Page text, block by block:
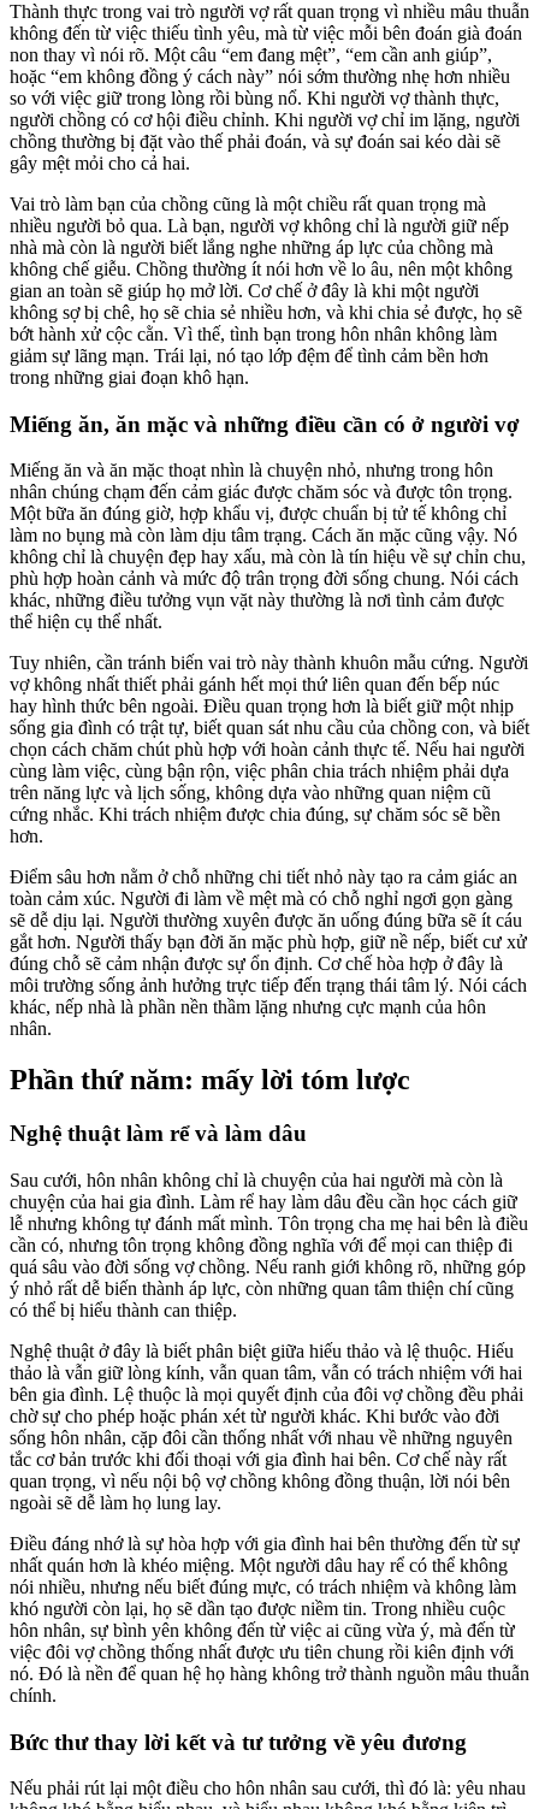
Thành thực trong vai trò người vợ rất quan trọng vì nhiều mâu thuẫn
không đến từ việc thiếu tình yêu, mà từ việc mỗi bên đoán già đoán
non thay vì nói rõ. Một câu “em đang mệt”, “em cần anh giúp”,
hoặc “em không đồng ý cách này” nói sớm thường nhẹ hơn nhiều
so với việc giữ trong lòng rồi bùng nổ. Khi người vợ thành thực,
người chồng có cơ hội điều chỉnh. Khi người vợ chỉ im lặng, người
chồng thường bị đặt vào thế phải đoán, và sự đoán sai kéo dài sẽ
gây mệt mỏi cho cả hai.
Vai trò làm bạn của chồng cũng là một chiều rất quan trọng mà
nhiều người bỏ qua. Là bạn, người vợ không chỉ là người giữ nếp
nhà mà còn là người biết lắng nghe những áp lực của chồng mà
không chế giễu. Chồng thường ít nói hơn về lo âu, nên một không
gian an toàn sẽ giúp họ mở lời. Cơ chế ở đây là khi một người
không sợ bị chê, họ sẽ chia sẻ nhiều hơn, và khi chia sẻ được, họ sẽ
bớt hành xử cộc cằn. Vì thế, tình bạn trong hôn nhân không làm
giảm sự lãng mạn. Trái lại, nó tạo lớp đệm để tình cảm bền hơn
trong những giai đoạn khô hạn.
Miếng ăn, ăn mặc và những điều cần có ở người vợ
Miếng ăn và ăn mặc thoạt nhìn là chuyện nhỏ, nhưng trong hôn
nhân chúng chạm đến cảm giác được chăm sóc và được tôn trọng.
Một bữa ăn đúng giờ, hợp khẩu vị, được chuẩn bị tử tế không chỉ
làm no bụng mà còn làm dịu tâm trạng. Cách ăn mặc cũng vậy. Nó
không chỉ là chuyện đẹp hay xấu, mà còn là tín hiệu về sự chỉn chu,
phù hợp hoàn cảnh và mức độ trân trọng đời sống chung. Nói cách
khác, những điều tưởng vụn vặt này thường là nơi tình cảm được
thể hiện cụ thể nhất.
Tuy nhiên, cần tránh biến vai trò này thành khuôn mẫu cứng. Người
vợ không nhất thiết phải gánh hết mọi thứ liên quan đến bếp núc
hay hình thức bên ngoài. Điều quan trọng hơn là biết giữ một nhịp
sống gia đình có trật tự, biết quan sát nhu cầu của chồng con, và biết
chọn cách chăm chút phù hợp với hoàn cảnh thực tế. Nếu hai người
cùng làm việc, cùng bận rộn, việc phân chia trách nhiệm phải dựa
trên năng lực và lịch sống, không dựa vào những quan niệm cũ
cứng nhắc. Khi trách nhiệm được chia đúng, sự chăm sóc sẽ bền
hơn.
Điểm sâu hơn nằm ở chỗ những chi tiết nhỏ này tạo ra cảm giác an
toàn cảm xúc. Người đi làm về mệt mà có chỗ nghỉ ngơi gọn gàng
sẽ dễ dịu lại. Người thường xuyên được ăn uống đúng bữa sẽ ít cáu
gắt hơn. Người thấy bạn đời ăn mặc phù hợp, giữ nề nếp, biết cư xử
đúng chỗ sẽ cảm nhận được sự ổn định. Cơ chế hòa hợp ở đây là
môi trường sống ảnh hưởng trực tiếp đến trạng thái tâm lý. Nói cách
khác, nếp nhà là phần nền thầm lặng nhưng cực mạnh của hôn
nhân.
Phần thứ năm: mấy lời tóm lược
Nghệ thuật làm rể và làm dâu
Sau cưới, hôn nhân không chỉ là chuyện của hai người mà còn là
chuyện của hai gia đình. Làm rể hay làm dâu đều cần học cách giữ
lễ nhưng không tự đánh mất mình. Tôn trọng cha mẹ hai bên là điều
cần có, nhưng tôn trọng không đồng nghĩa với để mọi can thiệp đi
quá sâu vào đời sống vợ chồng. Nếu ranh giới không rõ, những góp
ý nhỏ rất dễ biến thành áp lực, còn những quan tâm thiện chí cũng
có thể bị hiểu thành can thiệp.
Nghệ thuật ở đây là biết phân biệt giữa hiếu thảo và lệ thuộc. Hiếu
thảo là vẫn giữ lòng kính, vẫn quan tâm, vẫn có trách nhiệm với hai
bên gia đình. Lệ thuộc là mọi quyết định của đôi vợ chồng đều phải
chờ sự cho phép hoặc phán xét từ người khác. Khi bước vào đời
sống hôn nhân, cặp đôi cần thống nhất với nhau về những nguyên
tắc cơ bản trước khi đối thoại với gia đình hai bên. Cơ chế này rất
quan trọng, vì nếu nội bộ vợ chồng không đồng thuận, lời nói bên
ngoài sẽ dễ làm họ lung lay.
Điều đáng nhớ là sự hòa hợp với gia đình hai bên thường đến từ sự
nhất quán hơn là khéo miệng. Một người dâu hay rể có thể không
nói nhiều, nhưng nếu biết đúng mực, có trách nhiệm và không làm
khó người còn lại, họ sẽ dần tạo được niềm tin. Trong nhiều cuộc
hôn nhân, sự bình yên không đến từ việc ai cũng vừa ý, mà đến từ
việc đôi vợ chồng thống nhất được ưu tiên chung rồi kiên định với
nó. Đó là nền để quan hệ họ hàng không trở thành nguồn mâu thuẫn
chính.
Bức thư thay lời kết và tư tưởng về yêu đương
Nếu phải rút lại một điều cho hôn nhân sau cưới, thì đó là: yêu nhau